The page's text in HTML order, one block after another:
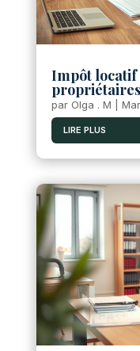
Impôt locatif
par Olga . M
LIRE PLUS